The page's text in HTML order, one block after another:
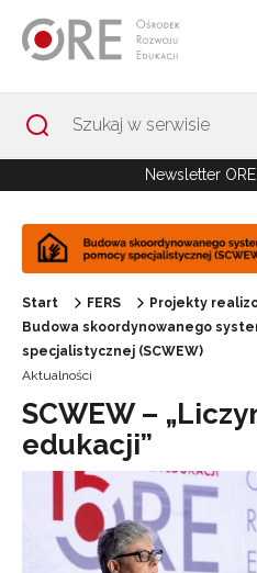
Newsletter
Start FERS
Projekty
Budowa skoordynowanego
specjalistycznej (SCWEW)
Aktualności
SCWEW –
edukacji”